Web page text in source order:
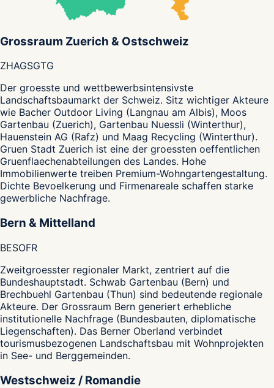
Grossraum Zuerich & Ostschweiz
ZHAGSGTG
Der groesste und wettbewerbsintensivste
Landschaftsbaumarkt der Schweiz. Sitz wichtiger Akteure
wie Bacher Outdoor Living (Langnau am Albis), Moos
Gartenbau (Zuerich), Gartenbau Nuessli (Winterthur),
Hauenstein AG (Rafz) und Maag Recycling (Winterthur).
Gruen Stadt Zuerich ist eine der groessten oeffentlichen
Gruenflaechenabteilungen des Landes. Hohe
Immobilienwerte treiben Premium-Wohngartengestaltung.
Dichte Bevoelkerung und Firmenareale schaffen starke
gewerbliche Nachfrage.
Bern & Mittelland
BESOFR
Zweitgroesster regionaler Markt, zentriert auf die
Bundeshauptstadt. Schwab Gartenbau (Bern) und
Brechbuehl Gartenbau (Thun) sind bedeutende regionale
Akteure. Der Grossraum Bern generiert erhebliche
institutionelle Nachfrage (Bundesbauten, diplomatische
Liegenschaften). Das Berner Oberland verbindet
tourismusbezogenen Landschaftsbau mit Wohnprojekten
in See- und Berggemeinden.
Westschweiz / Romandie